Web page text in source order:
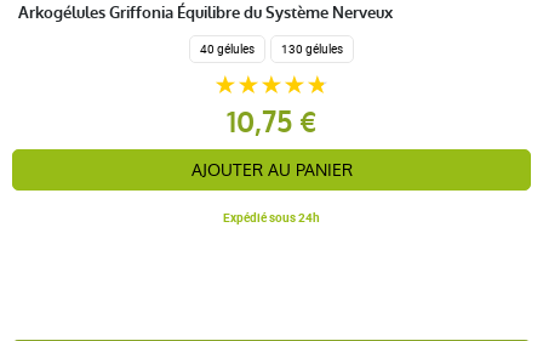
Arkogélules Griffonia Équilibre du Système Nerveux
40 gélules 130 gélules
10,75 €
AJOUTER AU PANIER
Expédié sous 24h